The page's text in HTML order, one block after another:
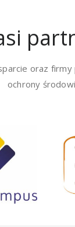
oraz firmy
ochrony